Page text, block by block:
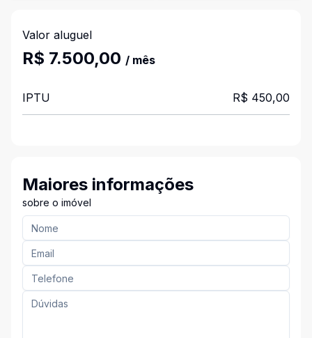
Valor aluguel
R$ 7.500,00 / mês
IPTU R$ 450,00
Maiores informações
sobre o imóvel